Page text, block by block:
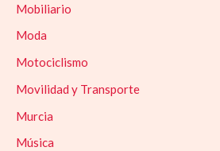
Mobiliario
Moda
Motociclismo
Movilidad y Transporte
Murcia
Música